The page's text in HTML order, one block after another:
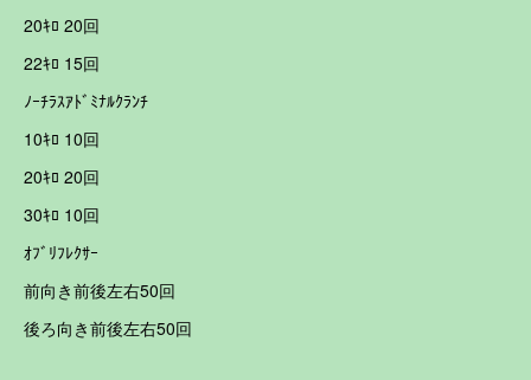
20ｷﾛ 20回
22ｷﾛ 15回
ﾉｰﾁﾗｽｱﾄﾞﾐﾅﾙｸﾗﾝﾁ
10ｷﾛ 10回
20ｷﾛ 20回
30ｷﾛ 10回
ｵﾌﾞﾘﾌﾚｸｻｰ
前向き前後左右50回
後ろ向き前後左右50回